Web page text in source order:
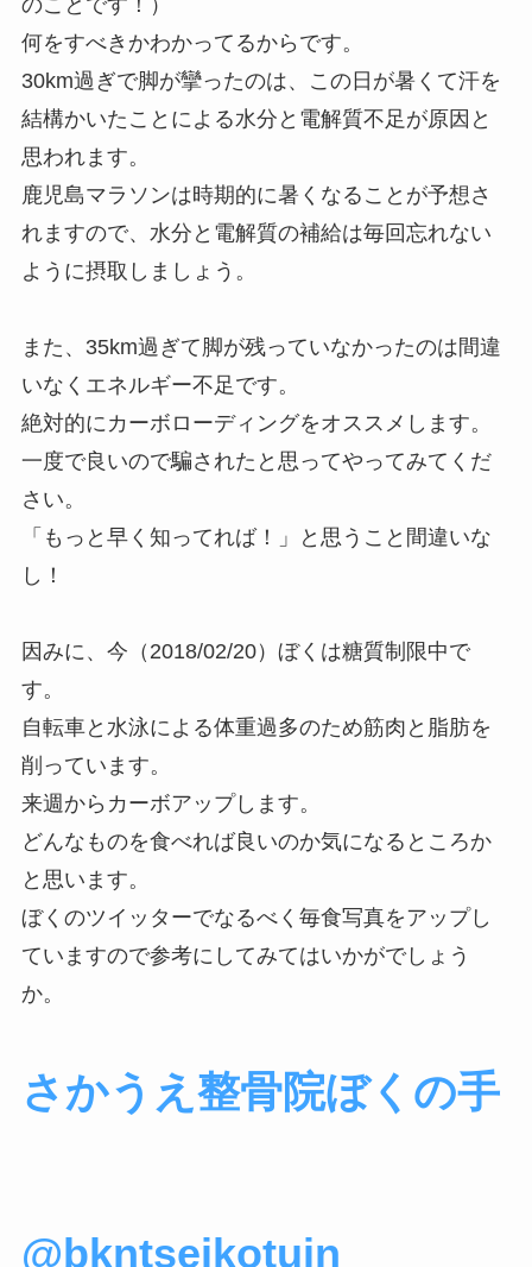
何をすべきかわかってるからです。
30km過ぎで脚が攣ったのは、この日が暑くて汗を
結構かいたことによる水分と電解質不足が原因と
思われます。
鹿児島マラソンは時期的に暑くなることが予想さ
れますので、水分と電解質の補給は毎回忘れない
ように摂取しましょう。
また、35km過ぎて脚が残っていなかったのは間違
いなくエネルギー不足です。
絶対的にカーボローディングをオススメします。
一度で良いので騙されたと思ってやってみてくだ
さい。
「もっと早く知ってれば！」と思うこと間違いな
し！
因みに、今（2018/02/20）ぼくは糖質制限中で
す。
自転車と水泳による体重過多のため筋肉と脂肪を
削っています。
来週からカーボアップします。
どんなものを食べれば良いのか気になるところか
と思います。
ぼくのツイッターでなるべく毎食写真をアップし
ていますので参考にしてみてはいかがでしょう
か。
さかうえ整骨院ぼくの手
@ bkntseikotuin